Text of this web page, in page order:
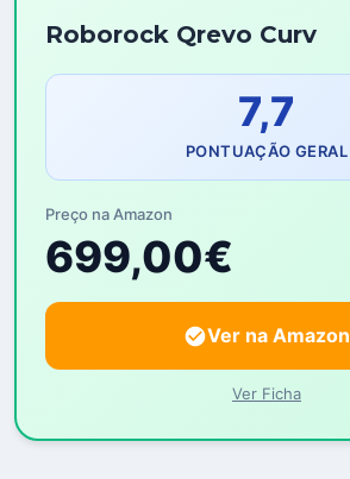
Roborock Qrevo Curv
7,7
PONTUAÇÃO GERAL
Preço na Amazon
699,00€
Ver na Amazon
Ver Ficha